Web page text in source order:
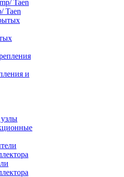
Taen
и